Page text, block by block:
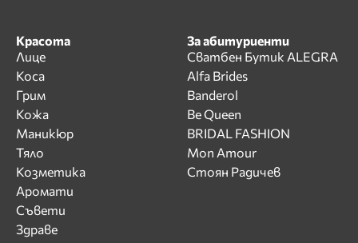
Красота
Лице
Коса
Грим
Кожа
Маникюр
Тяло
Козметика
Аромати
Съвети
Здраве
За абитуриенти
Сватбен Бутик ALEGRA
Alfa Brides
Banderol
Be Queen
BRIDAL FASHION
Mon Amour
Стоян Радичев